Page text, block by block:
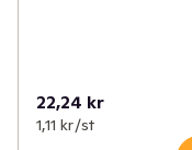
22,24 kr
1,11 kr /st